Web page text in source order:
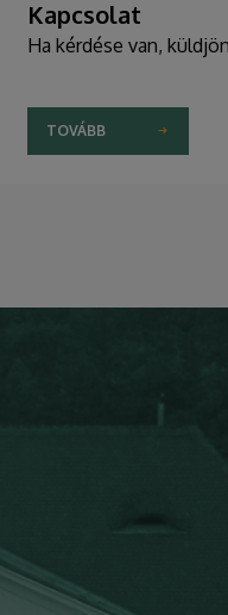
Kapcsolat
Ha kérdése van,
TOVÁBB